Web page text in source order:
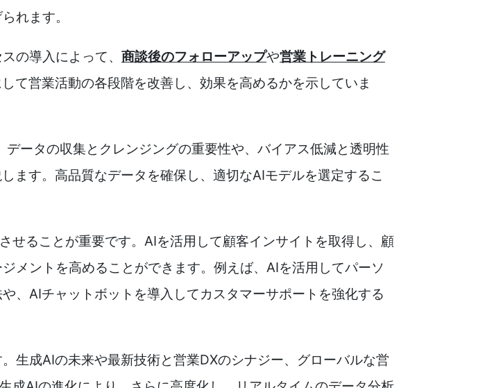
れます。
の導入によって、 商談後のフォローアップや営業トレーニング
て営業活動の各段階を改善し、効果を高めるかを示していま
ータの収集とクレンジングの重要性や、バイアス低減と透明性
ます。高品質なデータを確保し、適切なAIモデルを選定するこ
せることが重要です。AIを活用して顧客インサイトを取得し、顧
メントを高めることができます。例えば、AIを活用してパーソ
、AIチャットボットを導入してカスタマーサポートを強化する
生成AIの未来や最新技術と営業DXのシナジー、グローバルな営